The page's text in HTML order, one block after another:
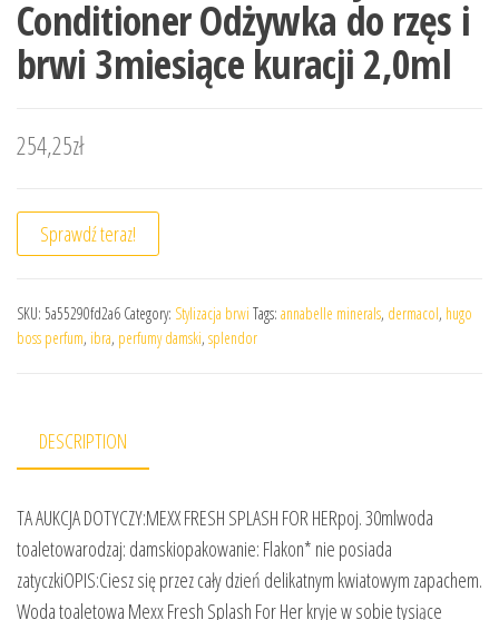
Conditioner Odżywka do rzęs i
brwi 3miesiące kuracji 2,0ml
254,25zł
Sprawdź teraz!
SKU: 5a55290fd2a6 Category: Stylizacja brwi Tags: annabelle minerals, dermacol, hugo
boss perfum, ibra, perfumy damski, splendor
DESCRIPTION
TA AUKCJA DOTYCZY:MEXX FRESH SPLASH FOR HERpoj. 30mlwoda
toaletowarodzaj: damskiopakowanie: Flakon* nie posiada
zatyczkiOPIS:Ciesz się przez cały dzień delikatnym kwiatowym zapachem.
Woda toaletowa Mexx Fresh Splash For Her kryje w sobie tysiące